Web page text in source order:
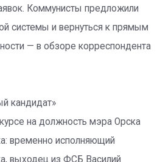
Коммунисты предложили
системы и вернуться к прямым
— в обзоре корреспондента
кандидат»
на должность мэра Орска
временно исполняющий
выходец из ФСБ Василий